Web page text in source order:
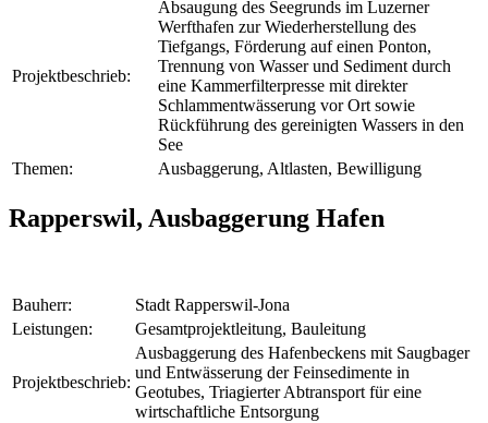
Projektbeschrieb:
Absaugung des Seegrunds im Luzerner
Werfthafen zur Wiederherstellung des
Tiefgangs, Förderung auf einen Ponton,
Trennung von Wasser und Sediment durch
eine Kammerfilterpresse mit direkter
Schlammentwässerung vor Ort sowie
Rückführung des gereinigten Wassers in den
See
Themen:
Ausbaggerung, Altlasten, Bewilligung
Rapperswil, Ausbaggerung Hafen
Bauherr:
Stadt Rapperswil-Jona
Leistungen:
Gesamtprojektleitung, Bauleitung
Projektbeschrieb:
Ausbaggerung des Hafenbeckens mit Saugbager
und Entwässerung der Feinsedimente in
Geotubes, Triagierter Abtransport für eine
wirtschaftliche Entsorgung